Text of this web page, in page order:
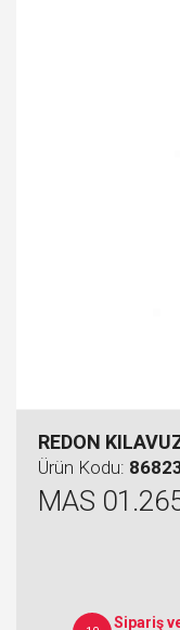
REDON
Ürün Kodu:
MAS
Sipariş